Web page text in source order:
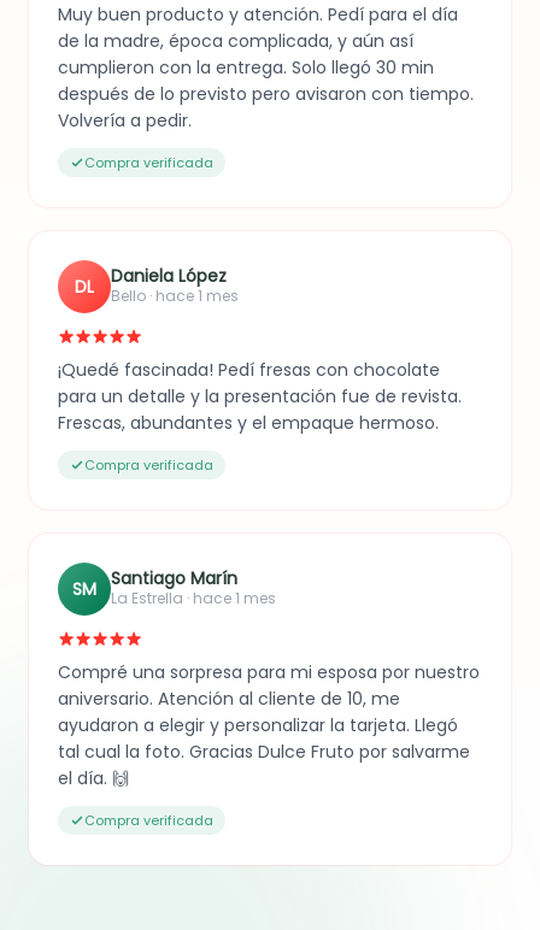
Muy buen producto y atención. Pedí para el día
de la madre, época complicada, y aún así
cumplieron con la entrega. Solo llegó 30 min
después de lo previsto pero avisaron con tiempo.
Volvería a pedir.
Compra verificada
DL Daniela López
Bello · hace 1 mes
¡Quedé fascinada! Pedí fresas con chocolate
para un detalle y la presentación fue de revista.
Frescas, abundantes y el empaque hermoso.
Compra verificada
SM Santiago Marín
La Estrella · hace 1 mes
Compré una sorpresa para mi esposa por nuestro
aniversario. Atención al cliente de 10, me
ayudaron a elegir y personalizar la tarjeta. Llegó
tal cual la foto. Gracias Dulce Fruto por salvarme
el día. 🙌
Compra verificada